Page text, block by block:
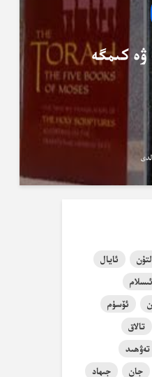
ۋە كىمگە
ئايال
ئىسلام
ئۆسۈم
تالاق
تەۋھىد
جان
جىھاد